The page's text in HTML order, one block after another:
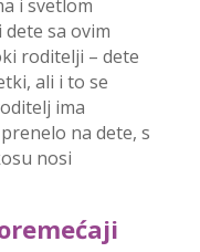
i svetlom
sa ovim
roditelji – dete
ali i to se
ima
na dete, s
nosi